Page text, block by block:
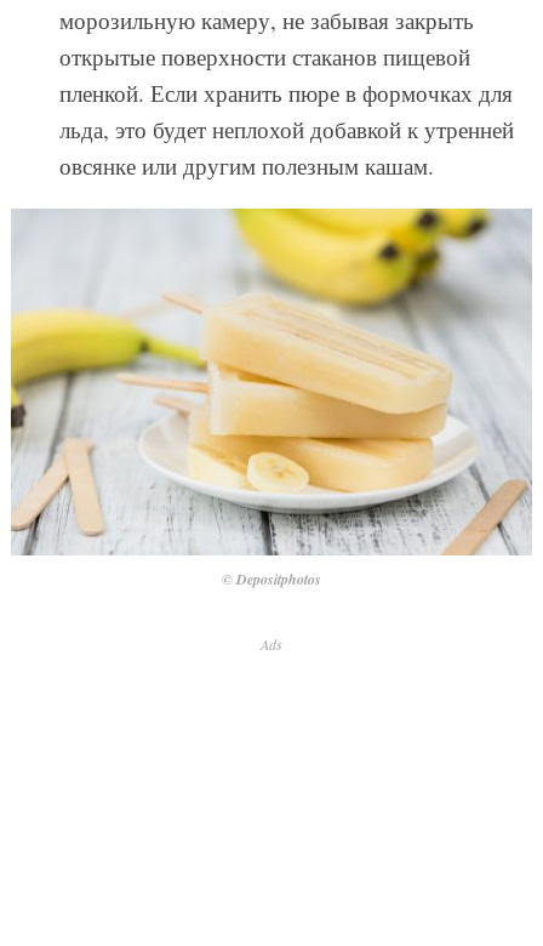
морозильную камеру, не забывая закрыть
открытые поверхности стаканов пищевой
пленкой. Если хранить пюре в формочках для
льда, это будет неплохой добавкой к утренней
овсянке или другим полезным кашам.
© Depositphotos
Ads